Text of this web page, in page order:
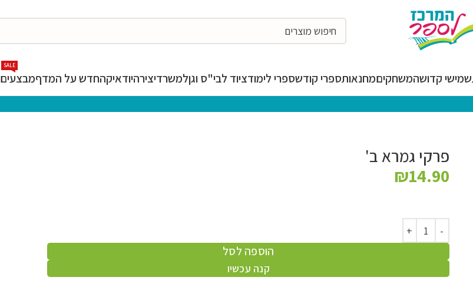
קדושהמשחקיםמחנאותספרי קודשספרי לימודציוד לבי"ס וגןלמשרדיצירהיודאיקהחדש על המדףמבצעים
SALE
פרקי גמרא ב'
₪14.90
הוספה לסל
קנה עכשיו